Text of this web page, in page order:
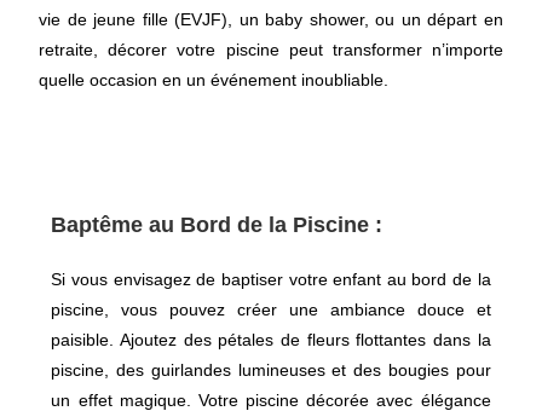
vie de jeune fille (EVJF), un baby shower, ou un départ en
retraite, décorer votre piscine peut transformer n’importe
quelle occasion en un événement inoubliable.
Baptême au Bord de la Piscine :
Si vous envisagez de baptiser votre enfant au bord de la
piscine, vous pouvez créer une ambiance douce et
paisible. Ajoutez des pétales de fleurs flottantes dans la
piscine, des guirlandes lumineuses et des bougies pour
un effet magique. Votre piscine décorée avec élégance